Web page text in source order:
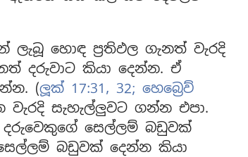
ලැබූ හොඳ ප්‍රතිඵල ගැනත් වැරදි
දරුවාට කියා දෙන්න. ඒ
(ලූක් 17:31, 32; හෙබ්‍රෙව්
සැහැල්ලුවට ගන්න එපා.
සෙල්ලම් බඩුවක්
බඩුවක් දෙන්න කියා